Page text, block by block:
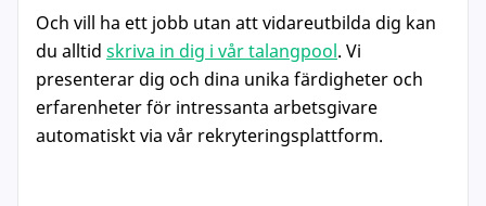
Och vill ha ett jobb utan att vidareutbilda dig kan
du alltid skriva in dig i vår talangpool. Vi
presenterar dig och dina unika färdigheter och
erfarenheter för intressanta arbetsgivare
automatiskt via vår rekryteringsplattform.